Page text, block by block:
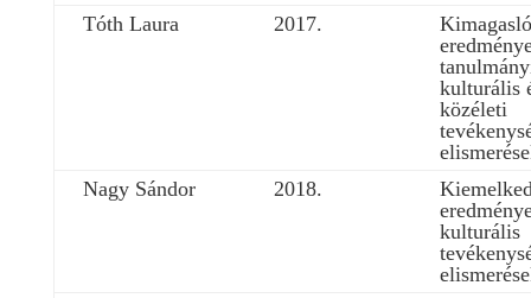
Tóth Laura
2017.
kulturális
közéleti
Nagy Sándor
2018.
kulturális